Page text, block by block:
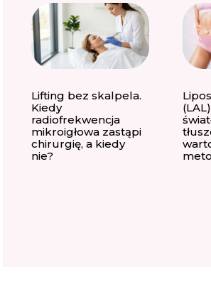
Lifting bez skalpela.
Kiedy
radiofrekwencja
mikroigłowa zastąpi
chirurgię, a kiedy
nie?